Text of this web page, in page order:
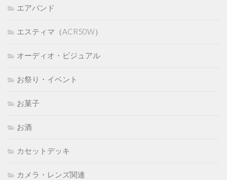
エアバンド
エスティマ（ACR50W）
オーディオ・ビジュアル
お祭り・イベント
お菓子
お酒
カセットデッキ
カメラ・レンズ関連